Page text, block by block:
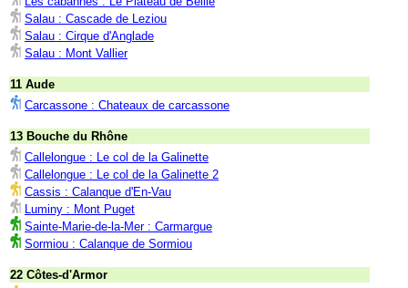
Salau : Cascade de Leziou
Salau : Cirque d'Anglade
Salau : Mont Vallier
11 Aude
Carcassone : Chateaux de carcassone
13 Bouche du Rhône
Callelongue : Le col de la Galinette
Callelongue : Le col de la Galinette 2
Cassis : Calanque d'En-Vau
Luminy : Mont Puget
Sainte-Marie-de-la-Mer : Carmargue
Sormiou : Calanque de Sormiou
22 Côtes-d'Armor